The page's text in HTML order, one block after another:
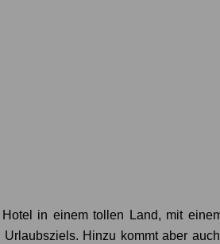
in einem tollen Land, mit
Hinzu kommt aber